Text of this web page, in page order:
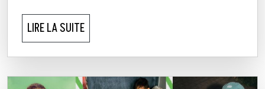
LIRE LA SUITE